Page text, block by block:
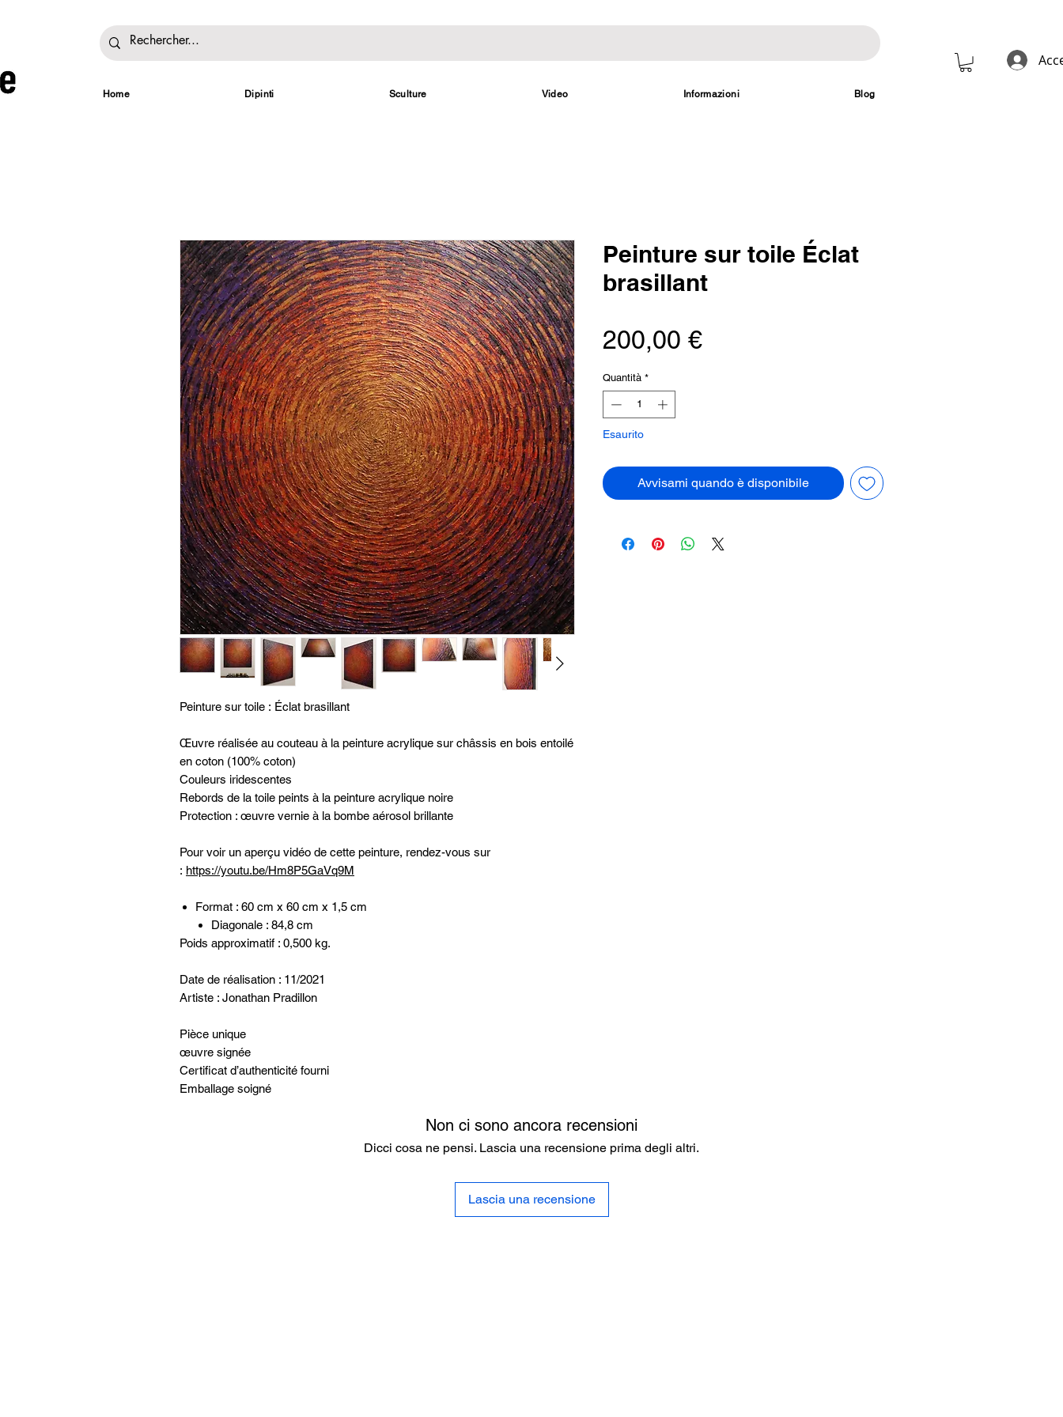
Home Dipinti Sculture Video Informazioni Blog
Peinture sur toile : Éclat brasillant
Œuvre réalisée au couteau à la peinture acrylique sur châssis en bois entoilé
en coton (100% coton)
Couleurs iridescentes
Rebords de la toile peints à la peinture acrylique noire
Protection : œuvre vernie à la bombe aérosol brillante
Pour voir un aperçu vidéo de cette peinture, rendez-vous sur
: https://youtu.be/Hm8P5GaVq9M
Format : 60 cm x 60 cm x 1,5 cm
Diagonale : 84,8 cm
Poids approximatif : 0,500 kg.
Date de réalisation : 11/2021
Artiste : Jonathan Pradillon
Pièce unique
œuvre signée
Certificat d’authenticité fourni
Emballage soigné
Peinture sur toile Éclat
brasillant
200,00 €Prezzo
Quantità *
Esaurito
Avvisami quando è disponibile
Non ci sono ancora recensioni
Dicci cosa ne pensi. Lascia una recensione prima degli altri.
Lascia una recensione